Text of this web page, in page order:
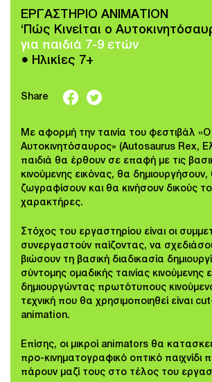
ΕΡΓΑΣΤΗΡΙΟ ΑΝΙΜΑΤΙΟΝ
‘Πώς Κινείται ο
για παιδιά 7-9 ετών
● Ηλικίες 7+
Share
Με αφορμή την ταινία του φεστιβάλ «Ο
Αυτοκινητόσαυρος» (Autosaurus Rex,
παιδιά θα έρθουν σε επαφή με τις
κινούμενης εικόνας, θα δημιουργήσουν,
ζωγραφίσουν και θα κινήσουν δικούς
χαρακτήρες.
Στόχος του εργαστηρίου είναι οι
συνεργαστούν παίζοντας, να
βιώσουν τη βασική διαδικασία
σύντομης ομαδικής ταινίας κινούμενης
δημιουργώντας πρωτότυπους
τεχνική που θα χρησιμοποιηθεί είναι
animation.
Επίσης, οι μικροί animators θα
προ-κινηματογραφικό οπτικό παιχνίδι
πάρουν μαζί τους στο τέλος του